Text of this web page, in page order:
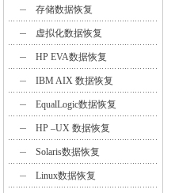
存储数据恢复
虚拟化数据恢复
HP EVA数据恢复
IBM AIX 数据恢复
EqualLogic数据恢复
HP –UX 数据恢复
Solaris数据恢复
Linux数据恢复